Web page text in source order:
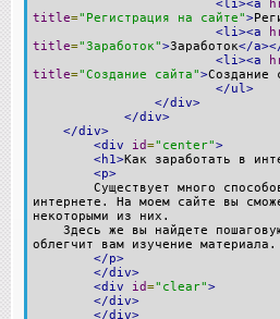
<li><a
title="Регистрация на сайте">
<li><a
title="Заработок">Заработок</
<li><a
title="Создание сайта">Создание
</ul>
</div>
</div>
</div>
<div
id="center">
<h1>Как заработать в
<p>
Существует много способов
интернете. На моем сайте вы
некоторыми из них.
Здесь же вы найдете
облегчит вам изучение
</p>
</div>
<div
id="clear">
</div>
</div>